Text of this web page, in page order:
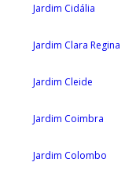
Jardim Cidália
Jardim Clara Regina
Jardim Cleide
Jardim Coimbra
Jardim Colombo